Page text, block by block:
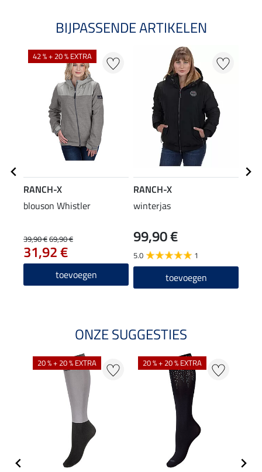
BIJPASSENDE ARTIKELEN
42 % + 20 % EXTRA
RANCH-X
blouson Whistler
39,90 €69,90 €
31,92 €
toevoegen
RANCH-X
winterjas
99,90 €
5.0 1
toevoegen
ONZE SUGGESTIES
20 % + 20 % EXTRA 20 % + 20 % EXTRA